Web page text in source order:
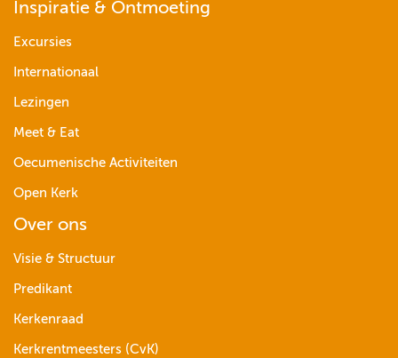
Inspiratie & Ontmoeting
Excursies
Internationaal
Lezingen
Meet & Eat
Oecumenische Activiteiten
Open Kerk
Over ons
Visie & Structuur
Predikant
Kerkenraad
Kerkrentmeesters (CvK)